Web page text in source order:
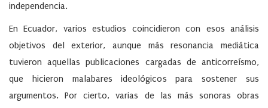
independencia.
En Ecuador, varios estudios coincidieron con esos análisis
objetivos del exterior, aunque más resonancia mediática
tuvieron aquellas publicaciones cargadas de anticorreísmo,
que hicieron malabares ideológicos para sostener sus
argumentos. Por cierto, varias de las más sonoras obras